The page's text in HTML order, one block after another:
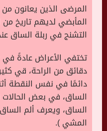
المرضى الذين يعانون من
المأبضي لديهم تاريخ من
التشنج في ربلة الساق
تختفي الأعراض عادةً
دقائق من الراحة، قي
دائمًا في نفس النقطة
الساق، في بعض
الساق، ويعرف ألم
المشي ).